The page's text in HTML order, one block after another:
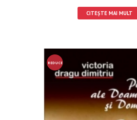
CITEȘTE MAI MULT
REDUCE
RE!